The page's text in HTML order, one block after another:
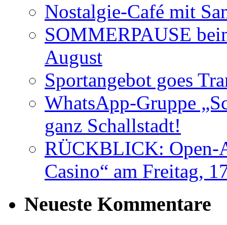
Nostalgie-Café mit
SOMMERPAUSE
August
Sportangebot goes
WhatsApp-Gruppe
ganz Schallstadt!
RÜCKBLICK: Open-
Casino“ am Freitag,
Neueste Kommentare